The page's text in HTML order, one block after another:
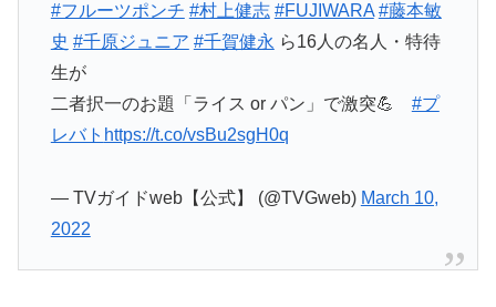
#フルーツポンチ #村上健志 #FUJIWARA #藤本敏
史 #千原ジュニア #千賀健永 ら16人の名人・特待
生が
二者択一のお題「ライス or パン」で激突💪 #プ
レバト https://t.co/vsBu2sgH0q
— TVガイドweb【公式】 (@TVGweb) March 10,
2022